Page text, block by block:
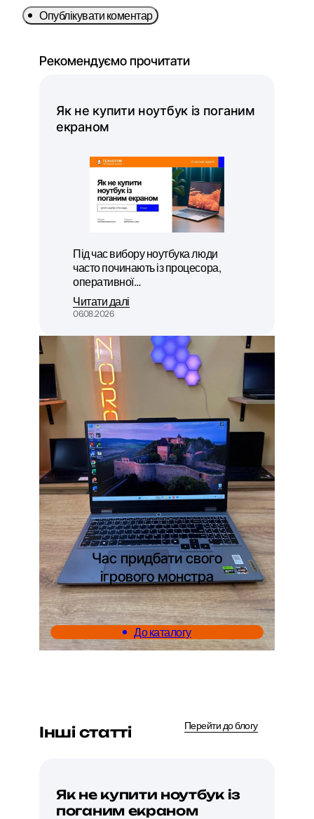
Опублікувати коментар
Рекомендуємо прочитати
Як не купити ноутбук із поганим
екраном
Під час вибору ноутбука люди
часто починають із процесора,
оперативної…
Читати далі
06.08.2026
Час придбати свого
ігрового монстра
До каталогу
Інші статті Перейти до блогу
Як не купити ноутбук із
поганим екраном